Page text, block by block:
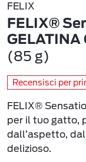
FELIX
FELIX®
GELATINA
(85 g)
Recensisci per
FELIX®
per il tuo gatto,
dall’aspetto,
delizioso.